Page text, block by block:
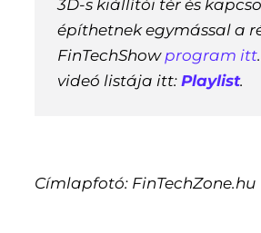
3D-s kiállítói tér és
építhetnek egymással a
FinTechShow program itt
videó listája itt:Playlist.
Címlapfotó: FinTechZone.hu